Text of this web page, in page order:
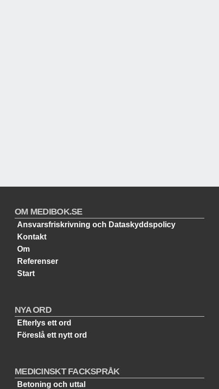
OM MEDIBOK.SE
Ansvarsfriskrivning och Dataskyddspolicy
Kontakt
Om
Referenser
Start
NYA ORD
Efterlys ett ord
Föreslå ett nytt ord
MEDICINSKT FACKSPRÅK
Betoning och uttal